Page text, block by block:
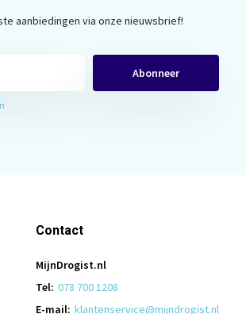
aanbiedingen via onze nieuwsbrief!
Abonneer
Contact
MijnDrogist.nl
Tel: 078 700 1208
E-mail: klantenservice@mijndrogist.nl